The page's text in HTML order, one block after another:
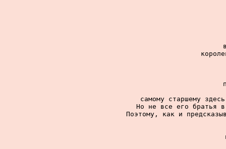
самому старшему
Но не все его братья
Поэтому, как и